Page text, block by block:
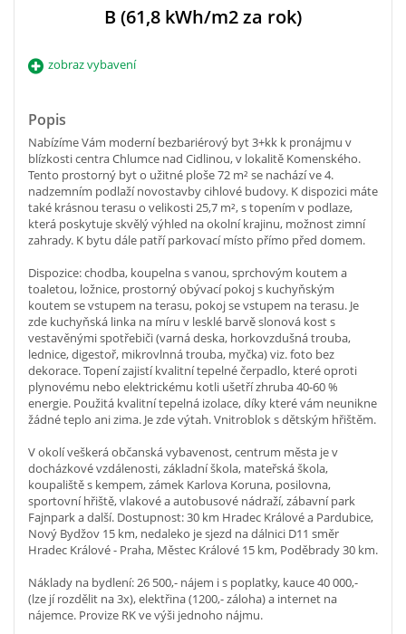
B (61,8 kWh/m2 za rok)
zobraz vybavení
Popis
Nabízíme Vám moderní bezbariérový byt 3+kk k pronájmu v
blízkosti centra Chlumce nad Cidlinou, v lokalitě Komenského.
Tento prostorný byt o užitné ploše 72 m² se nachází ve 4.
nadzemním podlaží novostavby cihlové budovy. K dispozici máte
také krásnou terasu o velikosti 25,7 m², s topením v podlaze,
která poskytuje skvělý výhled na okolní krajinu, možnost zimní
zahrady. K bytu dále patří parkovací místo přímo před domem.
Dispozice: chodba, koupelna s vanou, sprchovým koutem a
toaletou, ložnice, prostorný obývací pokoj s kuchyňským
koutem se vstupem na terasu, pokoj se vstupem na terasu. Je
zde kuchyňská linka na míru v lesklé barvě slonová kost s
vestavěnými spotřebiči (varná deska, horkovzdušná trouba,
lednice, digestoř, mikrovlnná trouba, myčka) viz. foto bez
dekorace. Topení zajistí kvalitní tepelné čerpadlo, které oproti
plynovému nebo elektrickému kotli ušetří zhruba 40-60 %
energie. Použitá kvalitní tepelná izolace, díky které vám neunikne
žádné teplo ani zima. Je zde výtah. Vnitroblok s dětským hřištěm.
V okolí veškerá občanská vybavenost, centrum města je v
docházkové vzdálenosti, základní škola, mateřská škola,
koupaliště s kempem, zámek Karlova Koruna, posilovna,
sportovní hřiště, vlakové a autobusové nádraží, zábavní park
Fajnpark a další. Dostupnost: 30 km Hradec Králové a Pardubice,
Nový Bydžov 15 km, nedaleko je sjezd na dálnici D11 směr
Hradec Králové - Praha, Městec Králové 15 km, Poděbrady 30 km.
Náklady na bydlení: 26 500,- nájem i s poplatky, kauce 40 000,-
(lze jí rozdělit na 3x), elektřina (1200,- záloha) a internet na
nájemce. Provize RK ve výši jednoho nájmu.